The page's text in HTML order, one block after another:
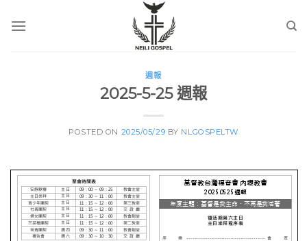
週報
2025-5-25 週報
POSTED ON 2025/05/29 BY NLGOSPELTW